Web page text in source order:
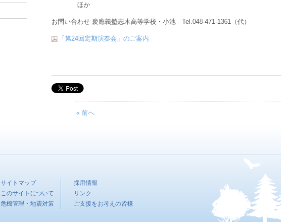
ほか
お問い合わせ 慶應義塾志木高等学校・小池 Tel.048-471-1361（代）
「第24回定期演奏会」のご案内
« 前へ
サイトマップ
このサイトについて
危機管理・地震対策
採用情報
リンク
ご支援をお考えの皆様